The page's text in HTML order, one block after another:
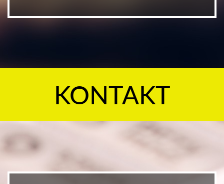
KONTAKT